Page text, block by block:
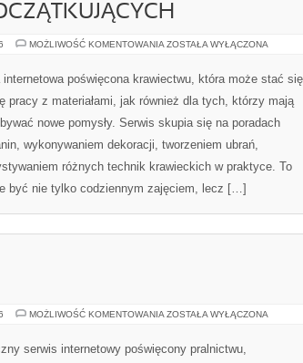
świecie kolei oraz wszystkim, co wiąże się z
nowoczesną mobilnością. To portal tworzony z myślą o
osobach, które interesują się transportem publicznym,
Proszkic.pl to praktyczna strona internetowa
poświęcona krawiectwu, która może stać się bazą